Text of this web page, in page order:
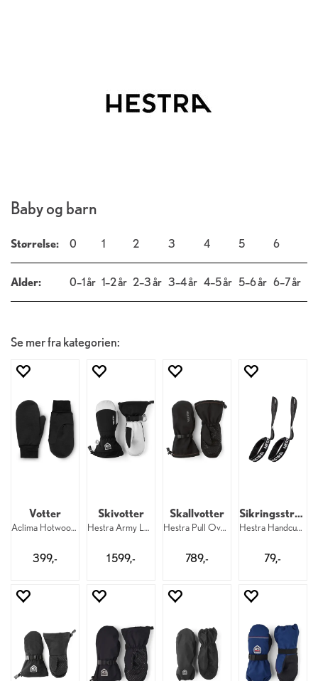
Baby og barn
Størrelse: 0 1 2 3 4 5 6
Alder: 0–1 år 1–2 år 2–3 år 3–4 år 4–5 år 5–6 år 6–7 år
Se mer fra kategorien:
Votter
Aclima Hotwool Liner Mittens 123
399,-
Skivotter
Hestra Army Leather Heli Ski Mitt 100
1 599,-
Skallvotter
Hestra Pull Over Mitt 100
789,-
Sikringsstropper til dame
Hestra Handcuff 17 mm W 5–9
79,-